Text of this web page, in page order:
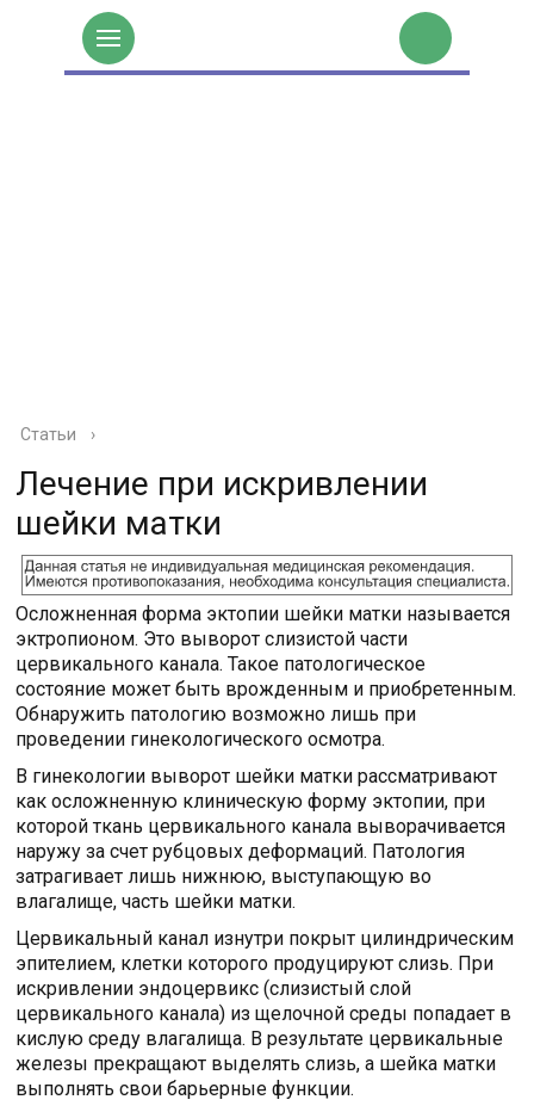
Статьи ›
Лечение при искривлении
шейки матки
Осложненная форма эктопии шейки матки называется
эктропионом. Это выворот слизистой части
цервикального канала. Такое патологическое
состояние может быть врожденным и приобретенным.
Обнаружить патологию возможно лишь при
проведении гинекологического осмотра.
В гинекологии выворот шейки матки рассматривают
как осложненную клиническую форму эктопии, при
которой ткань цервикального канала выворачивается
наружу за счет рубцовых деформаций. Патология
затрагивает лишь нижнюю, выступающую во
влагалище, часть шейки матки.
Цервикальный канал изнутри покрыт цилиндрическим
эпителием, клетки которого продуцируют слизь. При
искривлении эндоцервикс (слизистый слой
цервикального канала) из щелочной среды попадает в
кислую среду влагалища. В результате цервикальные
железы прекращают выделять слизь, а шейка матки
выполнять свои барьерные функции.